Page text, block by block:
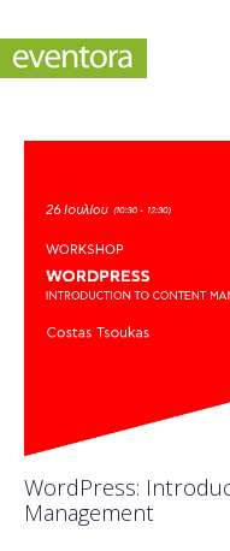
WordPress:
Management